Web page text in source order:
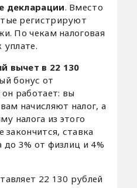
декларации. Вместо
регистрируют
По чекам налоговая
уплате.
вычет в 22 130
бонус от
работает: вы
начисляют налог, а
налога из этого
закончится, ставка
до 3% от физлиц и 4%
22 130 рублей